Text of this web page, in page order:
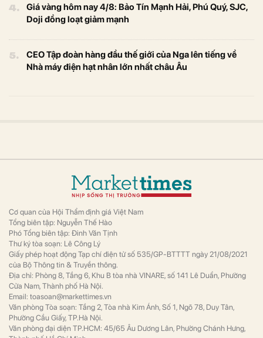
4.
Giá vàng hôm nay 4/8: Bảo Tín Mạnh Hải, Phú Quý, SJC,
Doji đồng loạt giảm mạnh
5.
CEO Tập đoàn hàng đầu thế giới của Nga lên tiếng về
Nhà máy điện hạt nhân lớn nhất châu Âu
Cơ quan của Hội Thẩm định giá Việt Nam
Tổng biên tập: Nguyễn Thế Hào
Phó Tổng biên tập: Đinh Văn Tịnh
Thư ký tòa soạn: Lê Công Lý
Giấy phép hoạt động Tạp chí điện tử số 535/GP-BTTTT ngày 21/08/2021
của Bộ Thông tin & Truyền thông.
Địa chỉ: Phòng 8, Tầng 6, Khu B tòa nhà VINARE, số 141 Lê Duẩn, Phường
Cửa Nam, Thành phố Hà Nội.
Email: toasoan@markettimes.vn
Văn phòng Tòa soạn: Tầng 2, Tòa nhà Kim Ánh, Số 1, Ngõ 78, Duy Tân,
Phường Cầu Giấy, TP.Hà Nội.
Văn phòng đại diện TP.HCM: 45/65 Âu Dương Lân, Phường Chánh Hưng,